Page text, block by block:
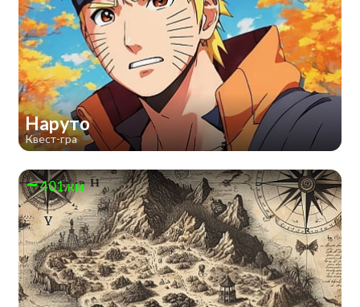
Наруто
Квест-гра
401 км